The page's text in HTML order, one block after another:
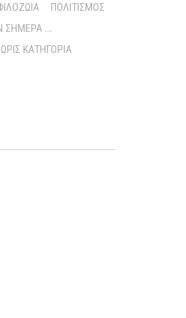
ΠΟΛΙΤΙΣΜΌΣ
ΣΉΜΕΡΑ ...
ΚΑΤΗΓΟΡΊΑ